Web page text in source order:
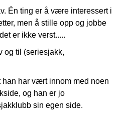
Én ting er å være interessert i
men å stille opp og jobbe
er ikke verst.....
og til (seriesjakk,
han har vært innom med noen
og han er jo
sin egen side.